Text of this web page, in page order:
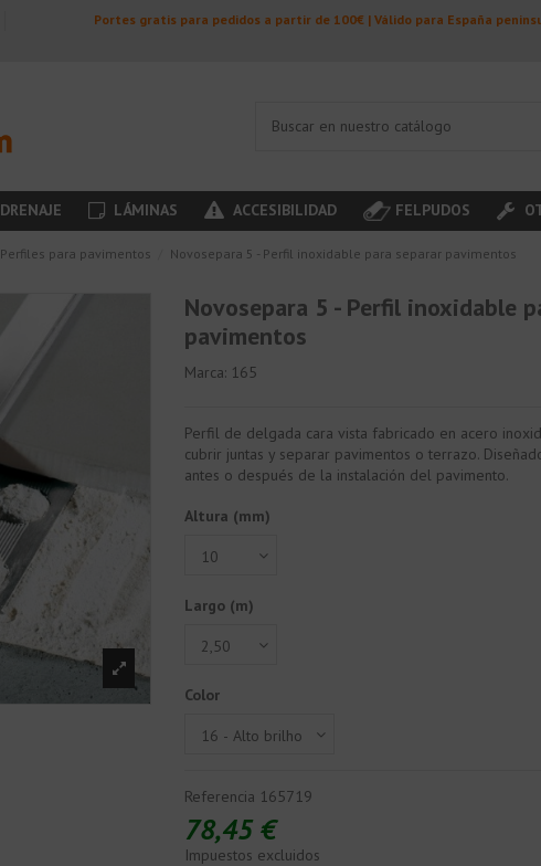
Portes gratis para pedidos a partir de 100€ | Válido para España
DRENAJE LÁMINAS ACCESIBILIDAD FELPUDOS
Perfiles para pavimentos Novosepara 5 - Perfil inoxidable para separar pavimentos
Novosepara 5 - Perfil inoxidable
pavimentos
Marca: 165
Perfil de delgada cara vista fabricado en acero
cubrir juntas y separar pavimentos o terrazo.
antes o después de la instalación del pavimento.
Altura (mm)
Largo (m)
Color
Referencia 165719
78,45 €
Impuestos excluidos